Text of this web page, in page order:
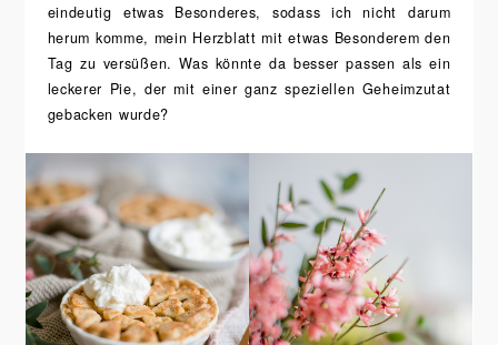
eindeutig etwas Besonderes, sodass ich nicht darum
herum komme, mein Herzblatt mit etwas Besonderem den
Tag zu versüßen. Was könnte da besser passen als ein
leckerer Pie, der mit einer ganz speziellen Geheimzutat
gebacken wurde?